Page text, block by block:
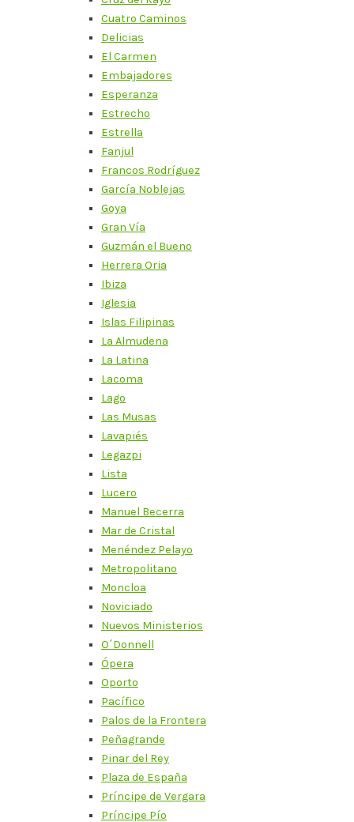
Cuatro Caminos
Delicias
El Carmen
Embajadores
Esperanza
Estrecho
Estrella
Fanjul
Francos Rodríguez
García Noblejas
Goya
Gran Vía
Guzmán el Bueno
Herrera Oria
Ibiza
Iglesia
Islas Filipinas
La Almudena
La Latina
Lacoma
Lago
Las Musas
Lavapiés
Legazpi
Lista
Lucero
Manuel Becerra
Mar de Cristal
Menéndez Pelayo
Metropolitano
Moncloa
Noviciado
Nuevos Ministerios
O´Donnell
Ópera
Oporto
Pacífico
Palos de la Frontera
Peñagrande
Pinar del Rey
Plaza de España
Príncipe de Vergara
Príncipe Pío